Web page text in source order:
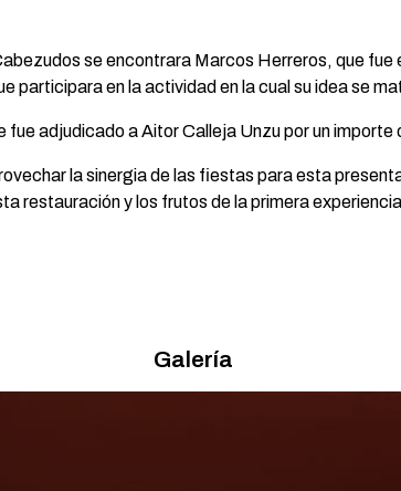
se encontrara Marcos Herreros, que
participara en la actividad en la cual su idea se
adjudicado a Aitor Calleja Unzu por un importe
la sinergia de las fiestas para esta
restauración y los frutos de la primera
Galería